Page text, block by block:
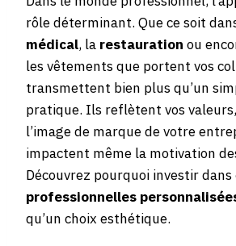
rôle déterminant. Que ce soit
médical, larestaurationou
les vêtements que portent vos
transmettent bien plus qu’un
pratique. Ils reflètent vos
l’image de marque de votre
impactent même la motivation
Découvrez pourquoi investir dans
professionnelles
qu’un choix esthétique.